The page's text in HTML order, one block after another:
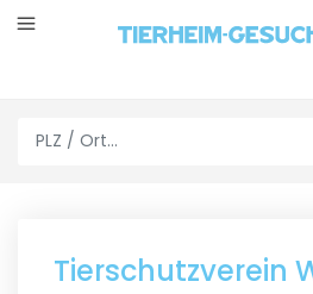
Tierschutzverein